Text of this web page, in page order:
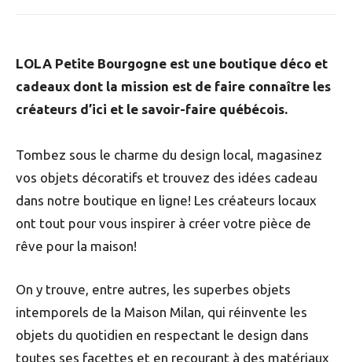
LOLA Petite Bourgogne est une boutique déco et
cadeaux dont la mission est de faire connaître les
créateurs d’ici et le savoir-faire québécois.
Tombez sous le charme du design local, magasinez
vos objets décoratifs et trouvez des idées cadeau
dans notre boutique en ligne! Les créateurs locaux
ont tout pour vous inspirer à créer votre pièce de
rêve pour la maison!
On y trouve, entre autres, les superbes objets
intemporels de la Maison Milan, qui réinvente les
objets du quotidien en respectant le design dans
toutes ses facettes et en recourant à des matériaux